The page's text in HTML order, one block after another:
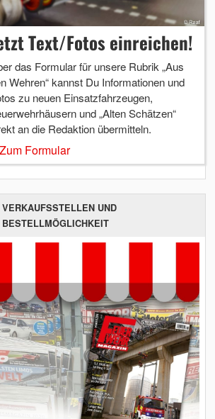
Text/Fotos einreichen!
das Formular für unsere Rubrik „Aus
Wehren“ kannst Du Informationen und
zu neuen Einsatzfahrzeugen,
und „Alten Schätzen“
an die Redaktion übermitteln.
Zum Formular
VERKAUFSSTELLEN UND
BESTELLMÖGLICHKEIT